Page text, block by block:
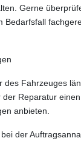
Gerne
Bedarfsfall
des Fahrzeuges
der Reparatur
anbieten.
der